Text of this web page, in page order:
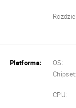
Platforma: OS:
Chipset:
CPU: